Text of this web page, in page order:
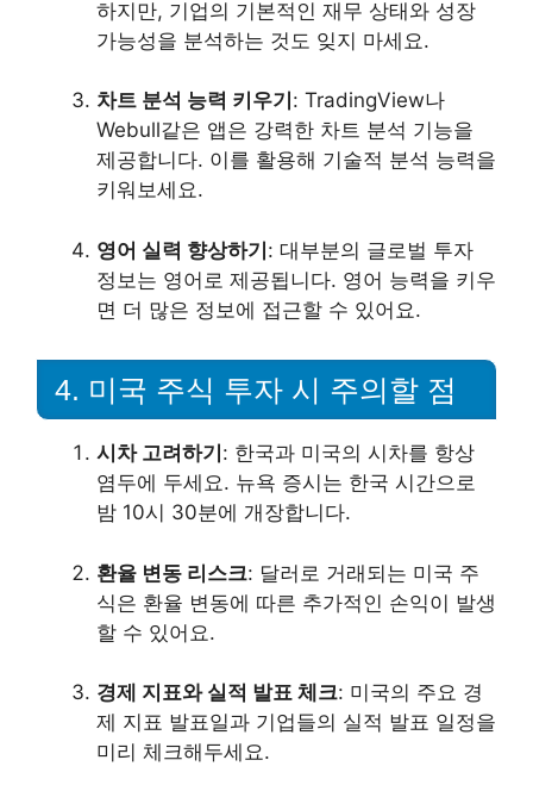
하지만, 기업의 기본적인 재무 상태와 성장
가능성을 분석하는 것도 잊지 마세요.
차트 분석 능력 키우기 : TradingView나
Webull같은 앱은 강력한 차트 분석 기능을
제공합니다. 이를 활용해 기술적 분석 능력을
키워보세요.
영어 실력 향상하기: 대부분의 글로벌 투자
정보는 영어로 제공됩니다. 영어 능력을 키우
면 더 많은 정보에 접근할 수 있어요.
4. 미국 주식 투자 시 주의할 점
시차 고려하기 : 한국과 미국의 시차를 항상
염두에 두세요. 뉴욕 증시는 한국 시간으로
밤 10시 30분에 개장합니다.
환율 변동 리스크: 달러로 거래되는 미국 주
식은 환율 변동에 따른 추가적인 손익이 발생
할 수 있어요.
경제 지표와 실적 발표 체크: 미국의 주요 경
제 지표 발표일과 기업들의 실적 발표 일정을
미리 체크해두세요.